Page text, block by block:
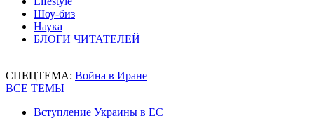
Шоу-биз
Наука
БЛОГИ ЧИТАТЕЛЕЙ
СПЕЦТЕМА: Война в Иране
ВСЕ ТЕМЫ
Вступление Украины в ЕС